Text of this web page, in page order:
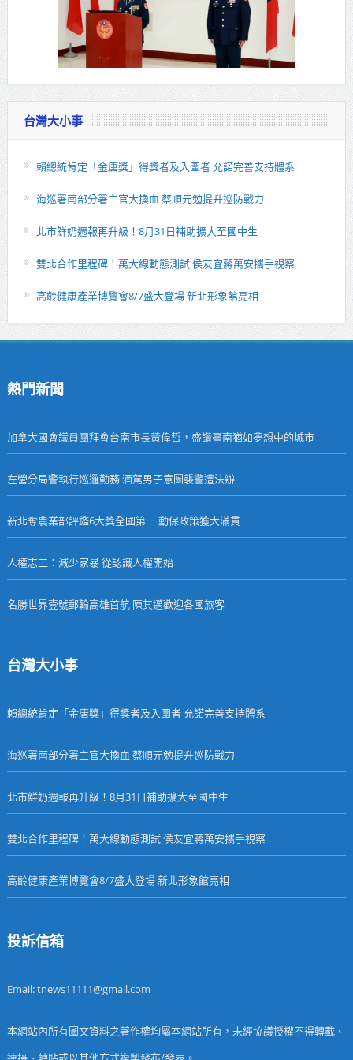
台灣大小事
賴總統肯定「金唐獎」得獎者及入圍者 允諾完善支持體系
海巡署南部分署主官大換血 蔡順元勉提升巡防戰力
北市鮮奶週報再升級！8月31日補助擴大至國中生
雙北合作里程碑！萬大線動態測試 侯友宜蔣萬安攜手視察
高齡健康產業博覽會8/7盛大登場 新北形象館亮相
熱門新聞
加拿大國會議員團拜會台南市長黃偉哲，盛讚臺南猶如夢想中的城市
左營分局警執行巡邏勤務 酒駕男子意圖襲警遭法辦
新北奪農業部評鑑6大獎全國第一 動保政策獲大滿貫
人權志工：減少家暴 從認識人權開始
名勝世界壹號郵輪高雄首航 陳其邁歡迎各國旅客
台灣大小事
賴總統肯定「金唐獎」得獎者及入圍者 允諾完善支持體系
海巡署南部分署主官大換血 蔡順元勉提升巡防戰力
北市鮮奶週報再升級！8月31日補助擴大至國中生
雙北合作里程碑！萬大線動態測試 侯友宜蔣萬安攜手視察
高齡健康產業博覽會8/7盛大登場 新北形象館亮相
投訴信箱
Email: tnews11111@gmail.com
本網站內所有圖文資料之著作權均屬本網站所有，未經協議授權不得轉載、